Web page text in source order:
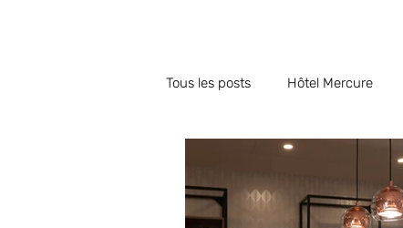
Tous les posts Hôtel Mercure
Offres du moment